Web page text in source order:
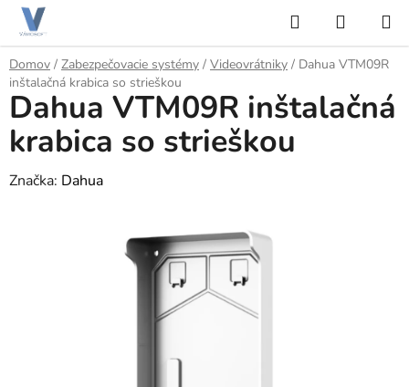
Prejsť
obsah
Hľadať
KOŠÍK
Domov / Zabezpečovacie systémy / Videovrátniky / Dahua VTM09R
inštalačná krabica so strieškou
Dahua VTM09R inštalačná
krabica so strieškou
Značka: Dahua